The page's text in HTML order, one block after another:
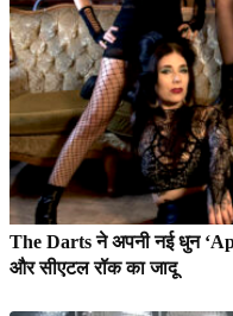
The Darts ने अपनी नई धुन
और सीएटल रॉक का जादू